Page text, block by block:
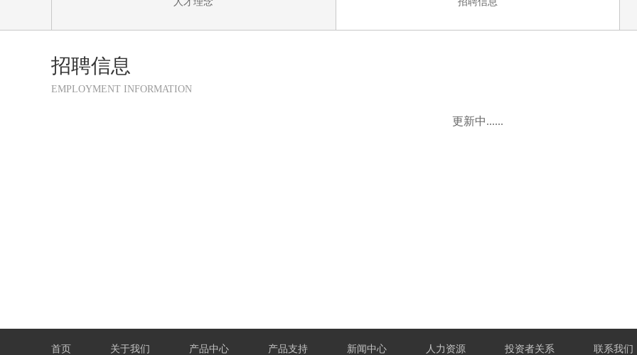
招聘信息
EMPLOYMENT INFORMATION
更新中......
首页 关于我们 产品中心 产品支持 新闻中心 人力资源 投资者关系 联系我们